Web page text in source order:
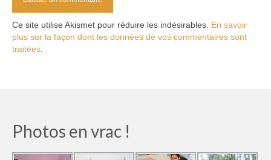
Ce site utilise Akismet pour réduire les indésirables. En savoir
plus sur la façon dont les données de vos commentaires sont
traitées
Photos en vrac !